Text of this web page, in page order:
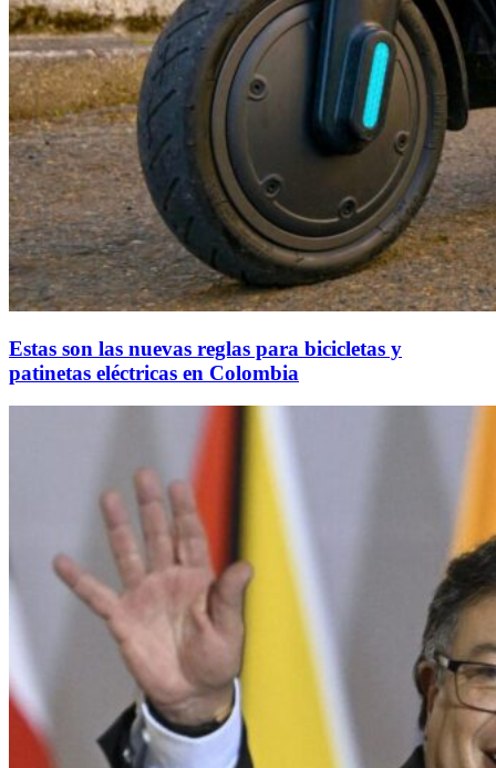
Estas son las nuevas reglas para bicicletas y
patinetas eléctricas en Colombia